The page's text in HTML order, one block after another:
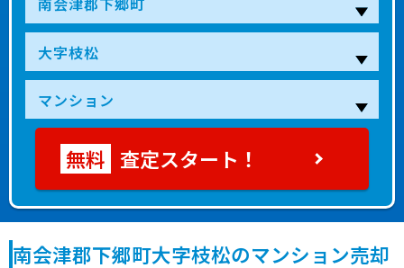
査定スタート！
南会津郡下郷町大字枝松のマンション売却